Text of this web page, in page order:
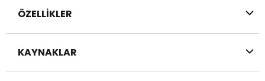
ÖZELLİKLER
KAYNAKLAR